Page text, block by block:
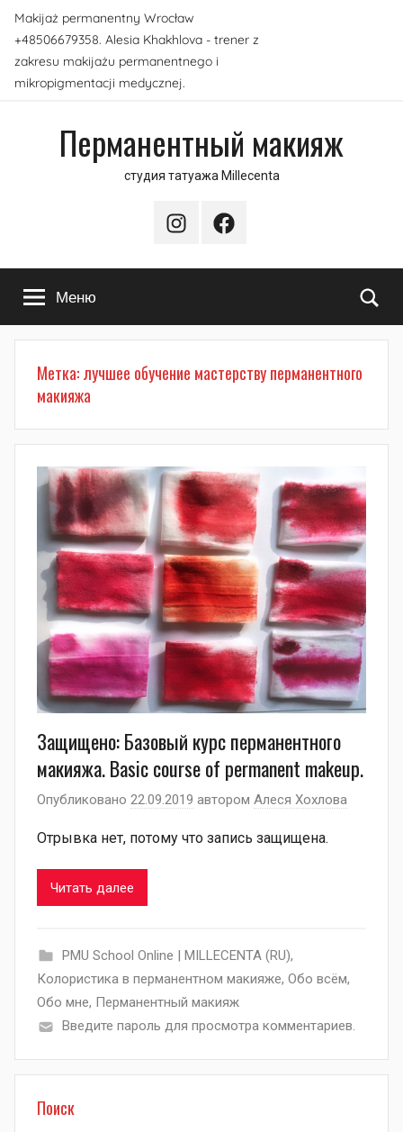
Перейти
содержимому
Makijaż permanentny Wrocław
+48506679358. Alesia Khakhlova - trener z
zakresu makijażu permanentnego i
mikropigmentacji medycznej.
Перманентный макияж
студия татуажа Millecenta
InstagramFacebook
Меню
Метка:лучшее обучение мастерству перманентного
макияжа
Защищено: Базовый курс перманентного
макияжа. Basic course of permanent makeup.
Опубликовано 22.09.2019 автором Алеся Хохлова
Отрывка нет, потому что запись защищена.
Читать далее
PMU School Online | MILLECENTA (RU),
Колористика в перманентном макияже, Обо всём,
Обо мне, Перманентный макияж
Введите пароль для просмотра комментариев.
Поиск